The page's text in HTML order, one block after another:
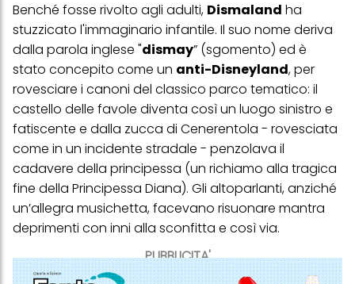
PUBBLICITA'
Benché fosse rivolto agli adulti, Dismaland ha
stuzzicato l'immaginario infantile. Il suo nome deriva
dalla parola inglese "dismay” (sgomento) ed è
stato concepito come un anti-Disneyland, per
rovesciare i canoni del classico parco tematico: il
castello delle favole diventa così un luogo sinistro e
fatiscente e dalla zucca di Cenerentola - rovesciata
come in un incidente stradale - penzolava il
cadavere della principessa (un richiamo alla tragica
fine della Principessa Diana). Gli altoparlanti, anziché
un’allegra musichetta, facevano risuonare mantra
deprimenti con inni alla sconfitta e così via.